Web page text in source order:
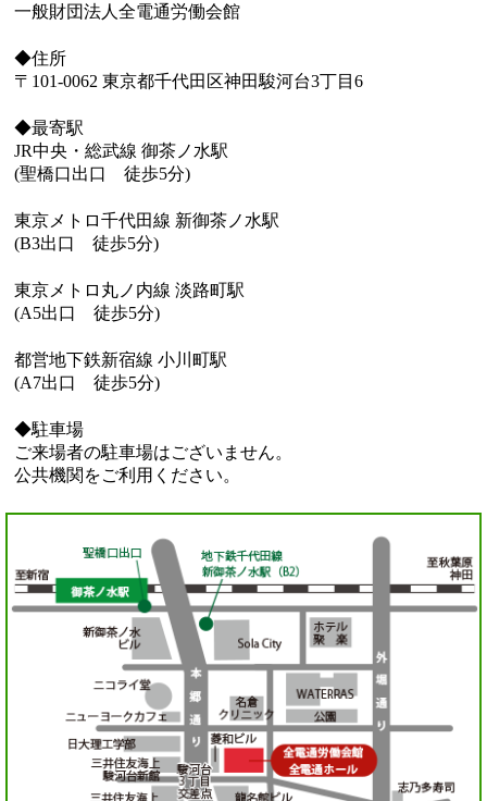
一般財団法人全電通労働会館
◆住所
〒101-0062 東京都千代田区神田駿河台3丁目6
◆最寄駅
JR中央・総武線 御茶ノ水駅
(聖橋口出口 徒歩5分)
東京メトロ千代田線 新御茶ノ水駅
(B3出口 徒歩5分)
東京メトロ丸ノ内線 淡路町駅
(A5出口 徒歩5分)
都営地下鉄新宿線 小川町駅
(A7出口 徒歩5分)
◆駐車場
ご来場者の駐車場はございません。
公共機関をご利用ください。